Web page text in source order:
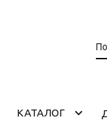
КАТАЛОГ